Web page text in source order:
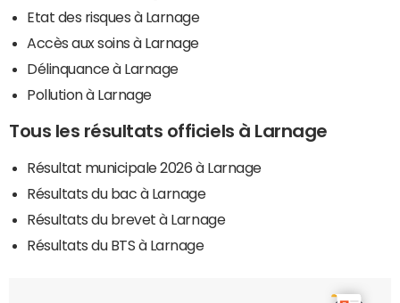
Etat des risques à Larnage
Accès aux soins à Larnage
Délinquance à Larnage
Pollution à Larnage
Tous les résultats officiels à Larnage
Résultat municipale 2026 à Larnage
Résultats du bac à Larnage
Résultats du brevet à Larnage
Résultats du BTS à Larnage